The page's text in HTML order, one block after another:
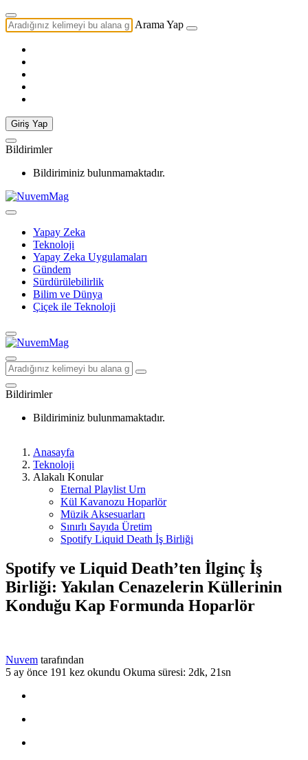
Arama Yap
Giriş Yap
Bildirimler
Bildiriminiz bulunmamaktadır.
Yapay Zeka
Teknoloji
Yapay Zeka Uygulamaları
Gündem
Sürdürülebilirlik
Bilim ve Dünya
Çiçek ile Teknoloji
Bildirimler
Bildiriminiz bulunmamaktadır.
Anasayfa
Teknoloji
Alakalı Konular
Eternal Playlist Urn
Kül Kavanozu Hoparlör
Müzik Aksesuarları
Sınırlı Sayıda Üretim
Spotify Liquid Death İş Birliği
Spotify ve Liquid Death’ten İlginç İş
Birliği: Yakılan Cenazelerin Küllerinin
Konduğu Kap Formunda Hoparlör
Nuvem tarafından
5 ay önce 191 kez okundu Okuma süresi: 2dk, 21sn